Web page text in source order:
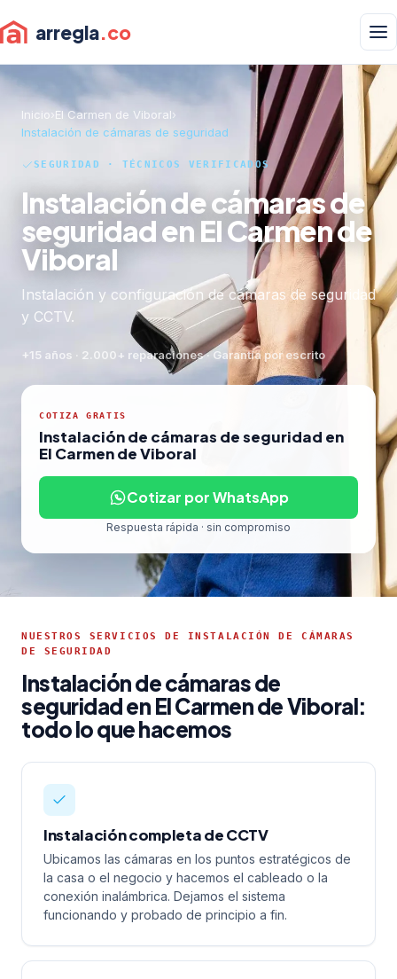
arregla.co
Inicio›El Carmen de Viboral›
Instalación de cámaras de seguridad
SEGURIDAD · TÉCNICOS VERIFICADOS
Instalación de cámaras de
seguridad en El Carmen de
Viboral
Instalación y configuración de cámaras de seguridad
y CCTV.
+15 años · 2.000+ reparaciones · Garantía por escrito
COTIZA GRATIS
Instalación de cámaras de seguridad en
El Carmen de Viboral
Cotizar por WhatsApp
Respuesta rápida · sin compromiso
NUESTROS SERVICIOS DE INSTALACIÓN DE CÁMARAS
DE SEGURIDAD
Instalación de cámaras de
seguridad en El Carmen de Viboral:
todo lo que hacemos
Instalación completa de CCTV
Ubicamos las cámaras en los puntos estratégicos de
la casa o el negocio y hacemos el cableado o la
conexión inalámbrica. Dejamos el sistema
funcionando y probado de principio a fin.